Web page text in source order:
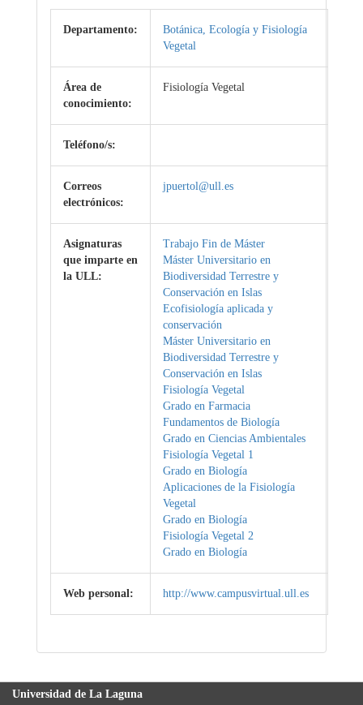
Departamento:
Botánica, Ecología y Fisiología
Vegetal
Área de
conocimiento:
Fisiología Vegetal
Teléfono/s:
Correos
electrónicos:
jpuertol@ull.es
Asignaturas
que imparte en
la ULL:
Trabajo Fin de Máster
Máster Universitario en
Biodiversidad Terrestre y
Conservación en Islas
Ecofisiología aplicada y
conservación
Máster Universitario en
Biodiversidad Terrestre y
Conservación en Islas
Fisiología Vegetal
Grado en Farmacia
Fundamentos de Biología
Grado en Ciencias Ambientales
Fisiología Vegetal 1
Grado en Biología
Aplicaciones de la Fisiología
Vegetal
Grado en Biología
Fisiología Vegetal 2
Grado en Biología
Web personal: http://www.campusvirtual.ull.es
Universidad de La Laguna